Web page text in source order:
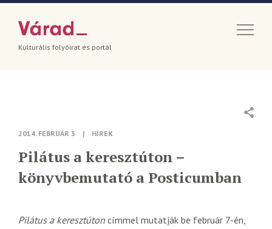
Kulturális folyóirat és portál
2014. FEBRUÁR 3 | HÍREK
Pilátus a keresztúton –
könyvbemutató a Posticumban
Pilátus a keresztúton címmel mutatják be február 7-én,